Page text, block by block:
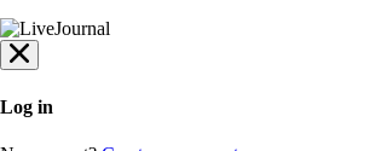
Log in